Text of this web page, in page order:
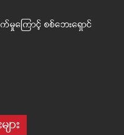
ြောင့် စစ်ဘေးရှောင်
ား